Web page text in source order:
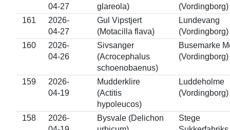
04-27
glareola)
(Vordingborg)
161
2026-
04-27
Gul Vipstjert
(Motacilla flava)
Lundevang
(Vordingborg)
160
2026-
04-26
Sivsanger
(Acrocephalus
schoenobaenus)
Busemarke
(Vordingborg)
159
2026-
04-19
Mudderklire
(Actitis
hypoleucos)
Luddeholme
(Vordingborg)
158
2026-
Bysvale (Delichon
Stege